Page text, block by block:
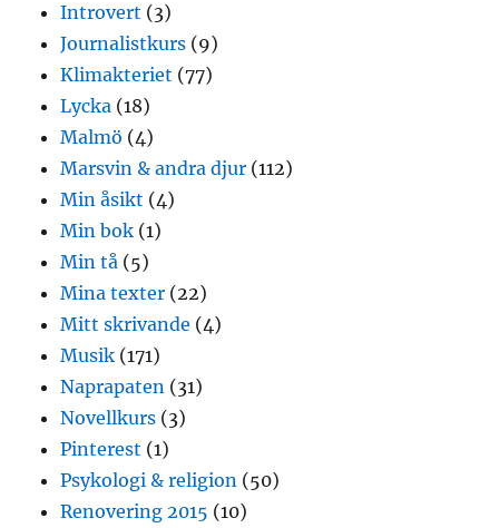
Introvert (3)
Journalistkurs (9)
Klimakteriet (77)
Lycka (18)
Malmö (4)
Marsvin & andra djur (112)
Min åsikt (4)
Min bok (1)
Min tå (5)
Mina texter (22)
Mitt skrivande (4)
Musik (171)
Naprapaten (31)
Novellkurs (3)
Pinterest (1)
Psykologi & religion (50)
Renovering 2015 (10)